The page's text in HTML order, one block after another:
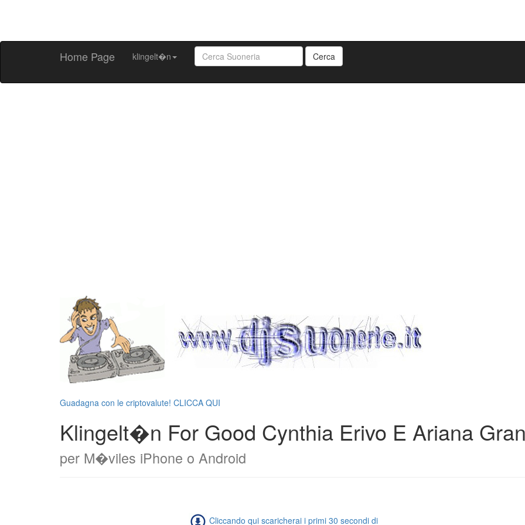
Home Page klingelt�n Cerca
Guadagna con le criptovalute! CLICCA QUI
Klingelt�n For Good Cynthia Erivo E Ariana
per M�viles iPhone o Android
Cliccando qui scaricherai i primi 30 secondi di